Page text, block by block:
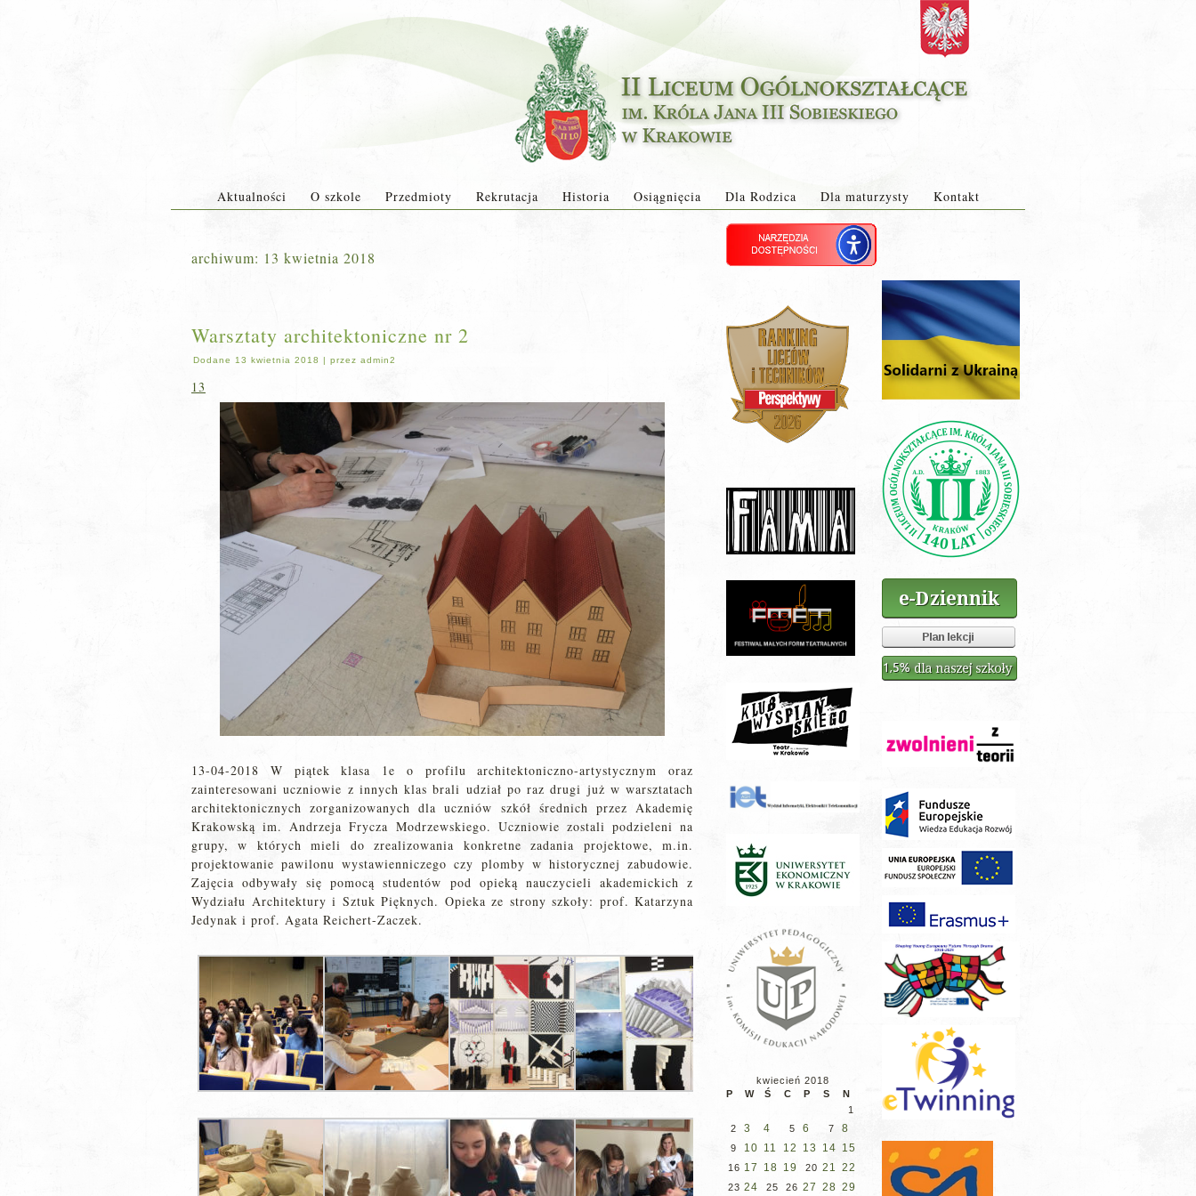
Aktualności O szkole Przedmioty Rekrutacja Historia Osiągnięcia Dla Rodzica Dla maturzysty Kontakt
archiwum: 13 kwietnia 2018
Warsztaty architektoniczne nr 2
Dodane 13 kwietnia 2018 | przez admin2
13
13-04-2018 W piątek klasa 1e o profilu architektoniczno-artystycznym oraz
zainteresowani uczniowie z innych klas brali udział po raz drugi już w warsztatach
architektonicznych zorganizowanych dla uczniów szkół średnich przez Akademię
Krakowską im. Andrzeja Frycza Modrzewskiego. Uczniowie zostali podzieleni na
grupy, w których mieli do zrealizowania konkretne zadania projektowe, m.in.
projektowanie pawilonu wystawienniczego czy plomby w historycznej zabudowie.
Zajęcia odbywały się pomocą studentów pod opieką nauczycieli akademickich z
Wydziału Architektury i Sztuk Pięknych. Opieka ze strony szkoły: prof. Katarzyna
Jedynak i prof. Agata Reichert-Zaczek.
kwiecień 2018
P
W Ś C P S
N
1
2
3 4 5 6 7 8
9 10 11 12 13 14 15
16 17 18 19 20 21 22
23 24 25 26 27 28 29